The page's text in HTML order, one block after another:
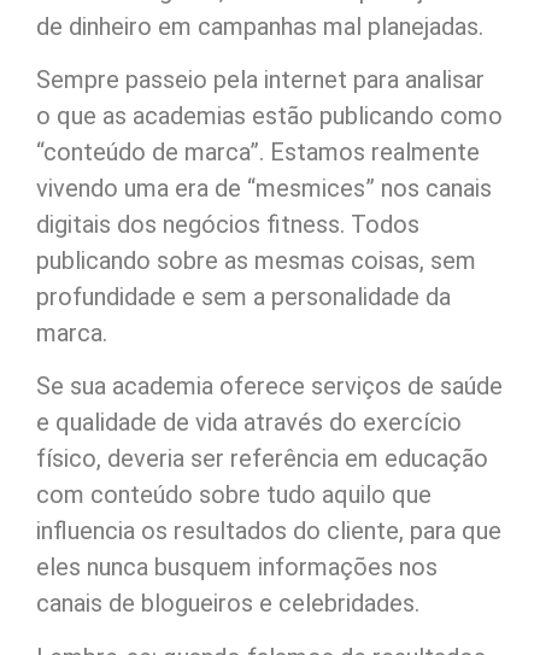
de dinheiro em campanhas mal planejadas.
Sempre passeio pela internet para analisar
o que as academias estão publicando como
“conteúdo de marca”. Estamos realmente
vivendo uma era de “mesmices” nos canais
digitais dos negócios fitness. Todos
publicando sobre as mesmas coisas, sem
profundidade e sem a personalidade da
marca.
Se sua academia oferece serviços de saúde
e qualidade de vida através do exercício
físico, deveria ser referência em educação
com conteúdo sobre tudo aquilo que
influencia os resultados do cliente, para que
eles nunca busquem informações nos
canais de blogueiros e celebridades.